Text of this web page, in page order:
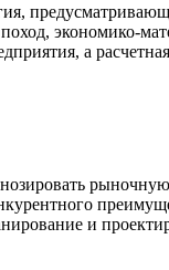
экономико-
а
и